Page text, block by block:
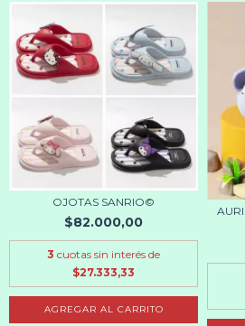
OJOTAS SANRIO©
$82.000,00
3 cuotas sin interés de
$27.333,33
AGREGAR AL CARRITO